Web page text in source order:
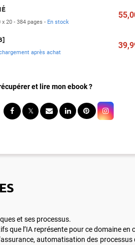
x 20 384 pages En stock
après achat
et lire mon ebook ?
et ses processus.
que l’IA représente pour ce domaine en
automatisation des